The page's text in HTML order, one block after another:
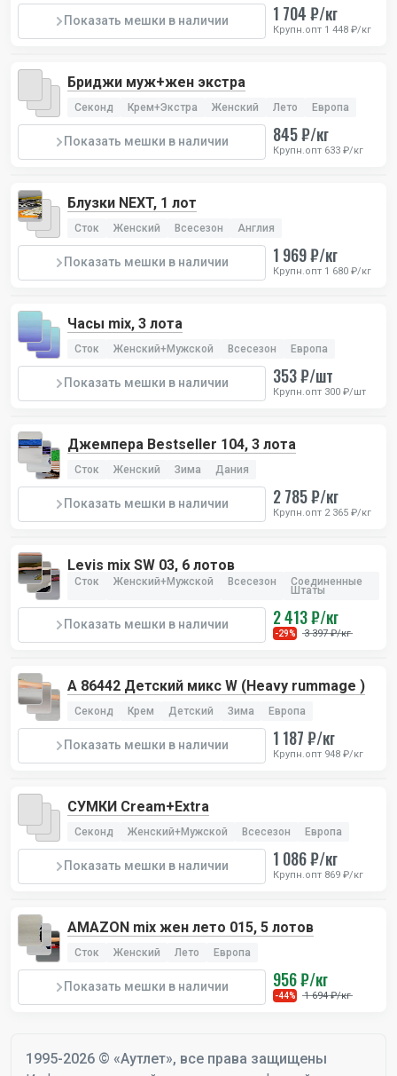
Показать мешки в наличии 1 704 ₽/кг
Крупн.опт 1 448 ₽/кг
Бриджи муж+жен экстра
Секонд Крем+Экстра Женский Лето Европа
Показать мешки в наличии 845 ₽/кг
Крупн.опт 633 ₽/кг
Блузки NEXT, 1 лот
Сток Женский Всесезон Англия
Показать мешки в наличии 1 969 ₽/кг
Крупн.опт 1 680 ₽/кг
Часы mix, 3 лота
Сток Женский+Мужской Всесезон Европа
Показать мешки в наличии 353 ₽/шт
Крупн.опт 300 ₽/шт
Джемпера Bestseller 104, 3 лота
Сток Женский Зима Дания
Показать мешки в наличии 2 785 ₽/кг
Крупн.опт 2 365 ₽/кг
Levis mix SW 03, 6 лотов
Сток Женский+Мужской Всесезон Соединенные
Штаты
Показать мешки в наличии 2 413 ₽/кг
-29% 3 397 ₽/кг
А 86442 Детский микс W (Heavy rummage )
Секонд Крем Детский Зима Европа
Показать мешки в наличии 1 187 ₽/кг
Крупн.опт 948 ₽/кг
СУМКИ Cream+Extra
Секонд Женский+Мужской Всесезон Европа
Показать мешки в наличии 1 086 ₽/кг
Крупн.опт 869 ₽/кг
AMAZON mix жен лето 015, 5 лотов
Сток Женский Лето Европа
Показать мешки в наличии 956 ₽/кг
-44% 1 694 ₽/кг
1995-2026 © «Аутлет», все права защищены